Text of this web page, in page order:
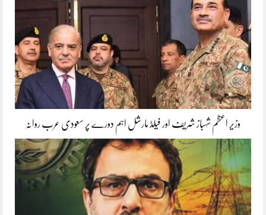
وزیر اعظم شہباز شریف اور فیلڈ مارشل اہم دورے پر سعودی عرب روانہ